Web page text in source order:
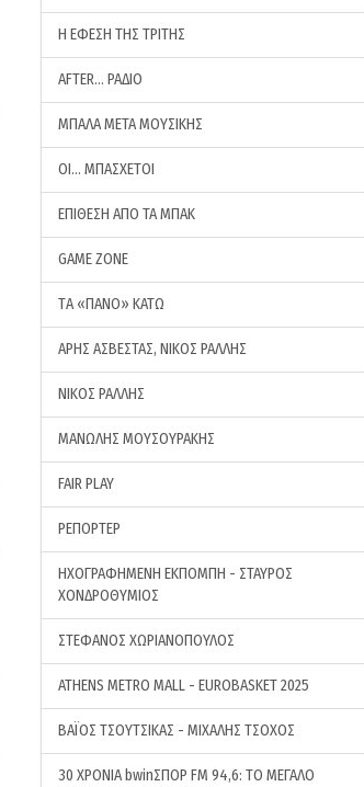
Η ΕΦΕΣΗ ΤΗΣ ΤΡΙΤΗΣ
AFTER… ΡΑΔΙΟ
ΜΠΑΛΑ ΜΕΤΑ ΜΟΥΣΙΚΗΣ
ΟΙ… ΜΠΑΣΧΕΤΟΙ
ΕΠΙΘΕΣΗ ΑΠΟ ΤΑ ΜΠΑΚ
GAME ZONE
ΤA «ΠΑΝΟ» ΚΑΤΩ
ΑΡΗΣ ΑΣΒΕΣΤΑΣ, ΝΙΚΟΣ ΡΑΛΛΗΣ
ΝΙΚΟΣ ΡΑΛΛΗΣ
ΜΑΝΩΛΗΣ ΜΟΥΣΟΥΡΑΚΗΣ
FAIR PLAY
ΡΕΠΟΡΤΕΡ
ΗΧΟΓΡΑΦΗΜΕΝΗ ΕΚΠΟΜΠΗ - ΣΤΑΥΡΟΣ
ΧΟΝΔΡΟΘΥΜΙΟΣ
ΣΤΕΦΑΝΟΣ ΧΩΡΙΑΝΟΠΟΥΛΟΣ
ATHENS METRO MALL - EUROBASKET 2025
ΒΑΪΟΣ ΤΣΟΥΤΣΙΚΑΣ - ΜΙΧΑΛΗΣ ΤΣΟΧΟΣ
30 ΧΡΟΝΙΑ bwinΣΠΟΡ FM 94,6: ΤΟ ΜΕΓΑΛΟ